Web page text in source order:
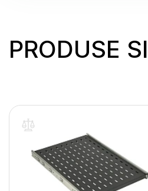
PRODUSE